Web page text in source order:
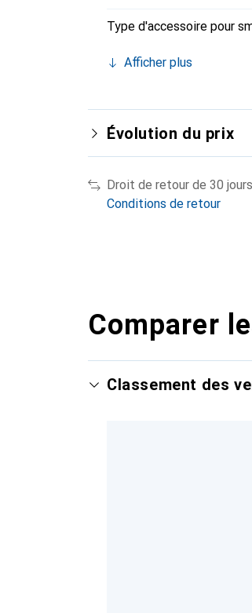
Type d'accessoire pour
Afficher plus
Évolution du prix
Droit de retour de 30 jours
Conditions de retour
Comparer
Classement des